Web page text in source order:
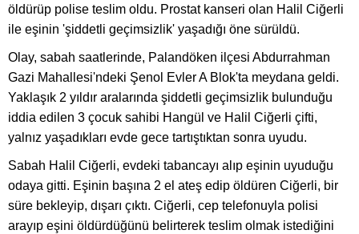
öldürüp polise teslim oldu. Prostat kanseri olan Halil Ciğerli
ile eşinin 'şiddetli geçimsizlik' yaşadığı öne sürüldü.
Olay, sabah saatlerinde, Palandöken ilçesi Abdurrahman
Gazi Mahallesi'ndeki Şenol Evler A Blok'ta meydana geldi.
Yaklaşık 2 yıldır aralarında şiddetli geçimsizlik bulunduğu
iddia edilen 3 çocuk sahibi Hangül ve Halil Ciğerli çifti,
yalnız yaşadıkları evde gece tartıştıktan sonra uyudu.
Sabah Halil Ciğerli, evdeki tabancayı alıp eşinin uyuduğu
odaya gitti. Eşinin başına 2 el ateş edip öldüren Ciğerli, bir
süre bekleyip, dışarı çıktı. Ciğerli, cep telefonuyla polisi
arayıp eşini öldürdüğünü belirterek teslim olmak istediğini